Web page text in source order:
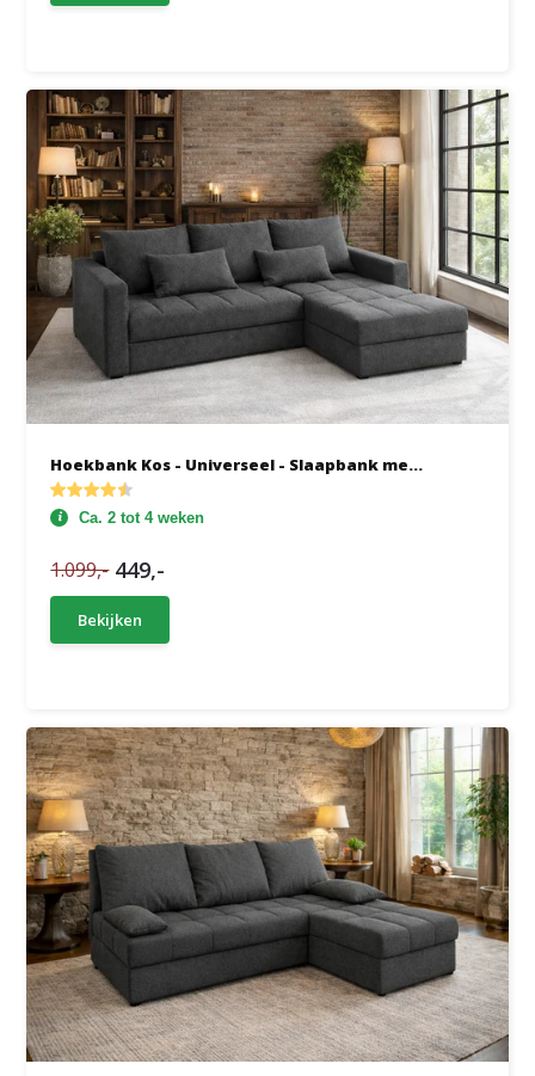
Hoekbank Kos - Universeel - Slaapbank me...
Ca. 2 tot 4 weken
1.099,- 449,-
Bekijken